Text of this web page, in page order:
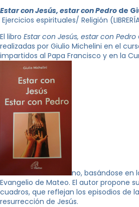
Estar con Jesús, estar con Pedro de
Ejercicios espirituales/ Religión (LIBRERÍA
El libro Estar con Jesús, estar con Pedro
realizadas por Giulio Michelini en el
impartidos al Papa Francisco y en la
no, basándose en
Evangelio de Mateo. El autor propone su
cuadros, que reflejan los episodios de
resurrección de Jesús.